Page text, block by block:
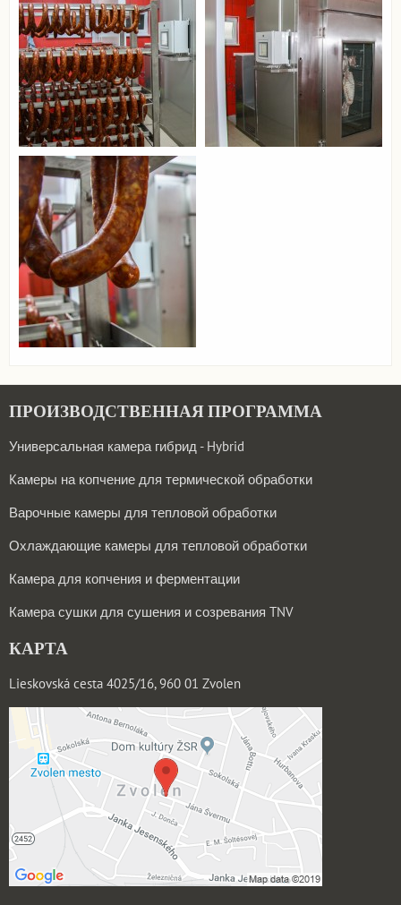
ПРОИЗВОДСТВЕННАЯ ПРОГРАММА
Универсальная камера гибрид - Hybrid
Kамеры на копчение для термической обработки
Варочные камеры для тепловой обработки
Охлаждающие камеры для тепловой обработки
Камера для копчения и ферментации
Камера сушки для сушения и созревания TNV
КАРТА
Lieskovská cesta 4025/16, 960 01 Zvolen